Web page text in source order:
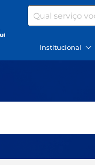
Search
Institucional